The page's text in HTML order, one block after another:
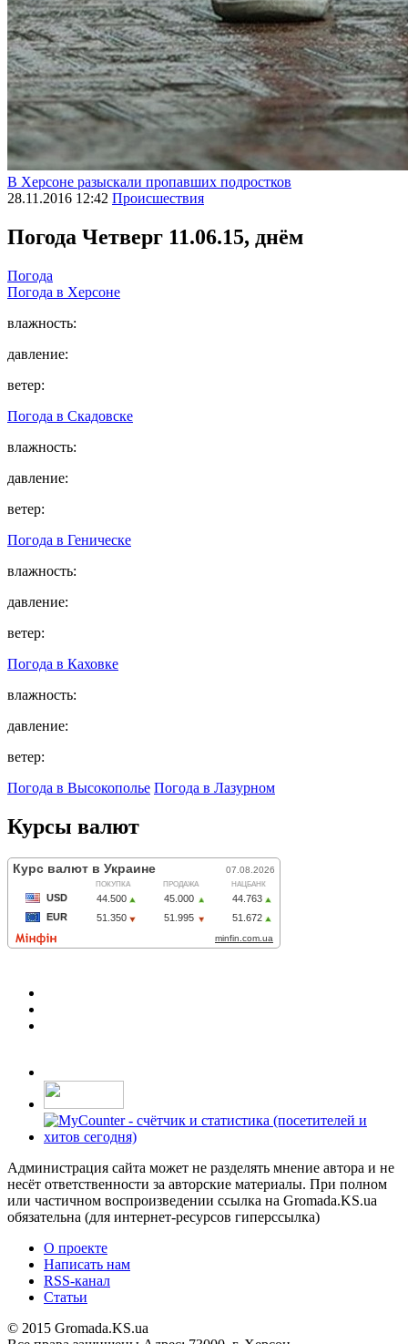
В Херсоне разыскали пропавших подростков
28.11.2016 12:42 Происшествия
Погода Четверг 11.06.15, днём
Погода
Погода в Херсоне
влажность:
давление:
ветер:
Погода в Скадовске
влажность:
давление:
ветер:
Погода в Геническе
влажность:
давление:
ветер:
Погода в Каховке
влажность:
давление:
ветер:
Погода в Высокополье Погода в Лазурном
Курсы валют
Администрация сайта может не разделять мнение автора и не
несёт ответственности за авторские материалы. При полном
или частичном воспроизведении ссылка на Gromada.KS.ua
обязательна (для интернет-ресурсов гиперссылка)
О проекте
Написать нам
RSS-канал
Статьи
© 2015 Gromada.KS.ua